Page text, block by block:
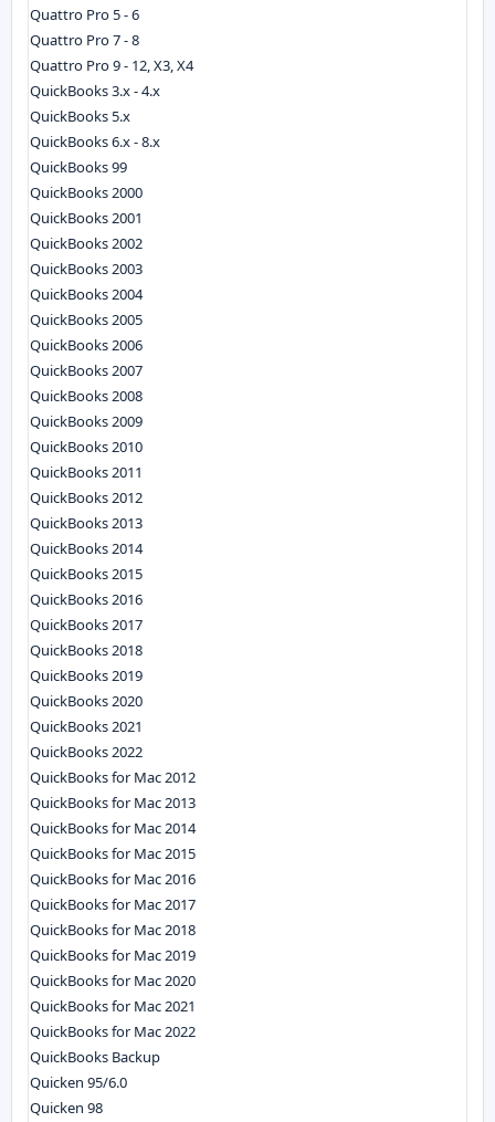
Quattro Pro 5 - 6
Quattro Pro 7 - 8
Quattro Pro 9 - 12, X3, X4
QuickBooks 3.x - 4.x
QuickBooks 5.x
QuickBooks 6.x - 8.x
QuickBooks 99
QuickBooks 2000
QuickBooks 2001
QuickBooks 2002
QuickBooks 2003
QuickBooks 2004
QuickBooks 2005
QuickBooks 2006
QuickBooks 2007
QuickBooks 2008
QuickBooks 2009
QuickBooks 2010
QuickBooks 2011
QuickBooks 2012
QuickBooks 2013
QuickBooks 2014
QuickBooks 2015
QuickBooks 2016
QuickBooks 2017
QuickBooks 2018
QuickBooks 2019
QuickBooks 2020
QuickBooks 2021
QuickBooks 2022
QuickBooks for Mac 2012
QuickBooks for Mac 2013
QuickBooks for Mac 2014
QuickBooks for Mac 2015
QuickBooks for Mac 2016
QuickBooks for Mac 2017
QuickBooks for Mac 2018
QuickBooks for Mac 2019
QuickBooks for Mac 2020
QuickBooks for Mac 2021
QuickBooks for Mac 2022
QuickBooks Backup
Quicken 95/6.0
Quicken 98